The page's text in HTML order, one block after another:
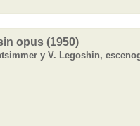
opus (1950)
y V. Legoshin,